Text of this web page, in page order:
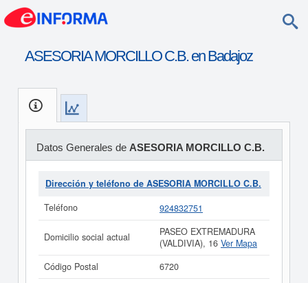
ASESORIA MORCILLO C.B. en Badajoz
Datos Generales de ASESORIA MORCILLO C.B.
Dirección y teléfono de ASESORIA MORCILLO C.B.
Teléfono
924832751
Domicilio social actual
PASEO EXTREMADURA
(VALDIVIA), 16 Ver Mapa
Código Postal
6720